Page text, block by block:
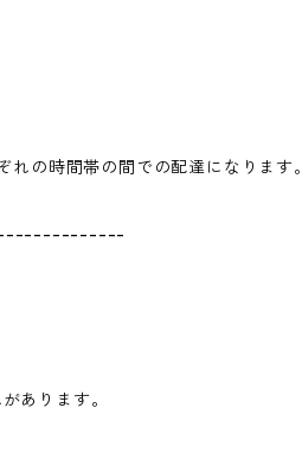
の時間帯の間での配達になります。
あります。